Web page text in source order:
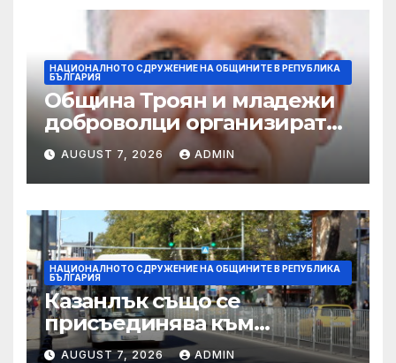
НАЦИОНАЛНОТО СДРУЖЕНИЕ НА ОБЩИНИТЕ В РЕПУБЛИКА
БЪЛГАРИЯ
Община Троян и младежи
доброволци организират
общностното събитие
„Софра на поколенията“ по
повод Международния ден
на младежта
AUGUST 7, 2026 ADMIN
НАЦИОНАЛНОТО СДРУЖЕНИЕ НА ОБЩИНИТЕ В РЕПУБЛИКА
БЪЛГАРИЯ
Казанлък също се
присъединява към
кандидатурата на Стара
AUGUST 7, 2026 ADMIN